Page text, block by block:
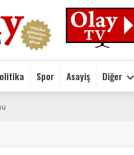
Spor Asayiş Diğer